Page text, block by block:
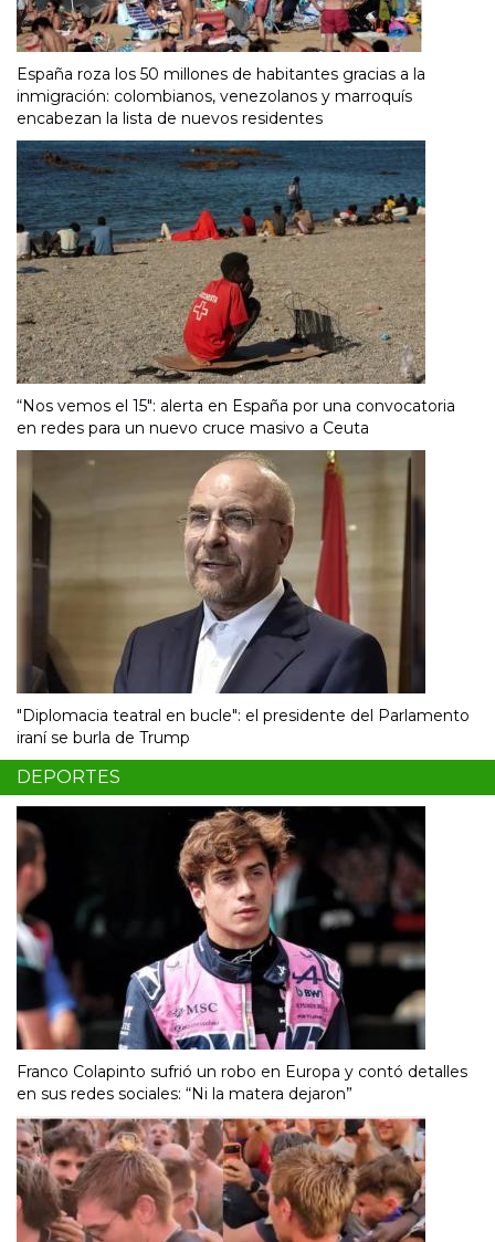
España roza los 50 millones de habitantes gracias a la
inmigración: colombianos, venezolanos y marroquís
encabezan la lista de nuevos residentes
“Nos vemos el 15″: alerta en España por una convocatoria
en redes para un nuevo cruce masivo a Ceuta
"Diplomacia teatral en bucle": el presidente del Parlamento
iraní se burla de Trump
DEPORTES
Franco Colapinto sufrió un robo en Europa y contó detalles
en sus redes sociales: “Ni la matera dejaron”